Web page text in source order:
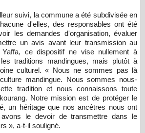
suivi, la commune a été subdivisée en
d'elles, des responsables ont été
les demandes d'organisation, évaluer
un avis avant leur transmission au
Yaffa, ce dispositif ne vise nullement à
traditions mandingues, mais plutôt à
culturel. « Nous ne sommes pas là
mandingue. Nous sommes nous-
tradition et nous connaissons toute
Notre mission est de protéger le
un héritage que nos ancêtres nous ont
le devoir de transmettre dans le
», a-t-il souligné.